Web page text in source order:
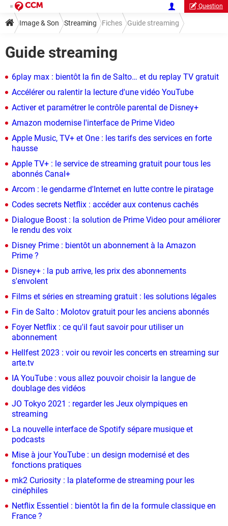
Question
Image & Son Streaming Fiches Guide streaming
Guide streaming
6play max : bientôt la fin de Salto… et du replay TV gratuit
Accélérer ou ralentir la lecture d'une vidéo YouTube
Activer et paramétrer le contrôle parental de Disney+
Amazon modernise l'interface de Prime Video
Apple Music, TV+ et One : les tarifs des services en forte
hausse
Apple TV+ : le service de streaming gratuit pour tous les
abonnés Canal+
Arcom : le gendarme d'Internet en lutte contre le piratage
Codes secrets Netflix : accéder aux contenus cachés
Dialogue Boost : la solution de Prime Video pour améliorer
le rendu des voix
Disney Prime : bientôt un abonnement à la Amazon
Prime ?
Disney+ : la pub arrive, les prix des abonnements
s'envolent
Films et séries en streaming gratuit : les solutions légales
Fin de Salto : Molotov gratuit pour les anciens abonnés
Foyer Netflix : ce qu'il faut savoir pour utiliser un
abonnement
Hellfest 2023 : voir ou revoir les concerts en streaming sur
arte.tv
IA YouTube : vous allez pouvoir choisir la langue de
doublage des vidéos
JO Tokyo 2021 : regarder les Jeux olympiques en
streaming
La nouvelle interface de Spotify sépare musique et
podcasts
Mise à jour YouTube : un design modernisé et des
fonctions pratiques
mk2 Curiosity : la plateforme de streaming pour les
cinéphiles
Netflix Essentiel : bientôt la fin de la formule classique en
France ?